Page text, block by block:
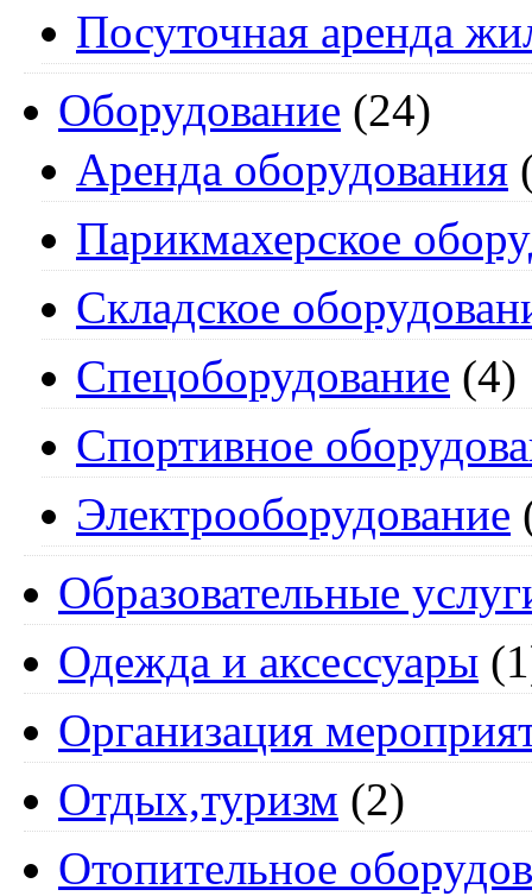
Посуточная аренда
Оборудование (24)
Аренда оборудования
Парикмахерское
Складское
Спецоборудование (4)
Спортивное
Электрооборудование
Образовательные
Одежда и аксессуары
Организация
Отдых,туризм (2)
Отопительное